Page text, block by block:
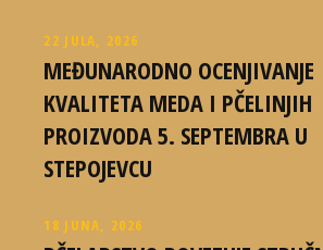
22 JULA, 2026
MEĐUNARODNO OCENJIVANJE
KVALITETA MEDA I PČELINJIH
PROIZVODA 5. SEPTEMBRA U
STEPOJEVCU
18 JUNA, 2026